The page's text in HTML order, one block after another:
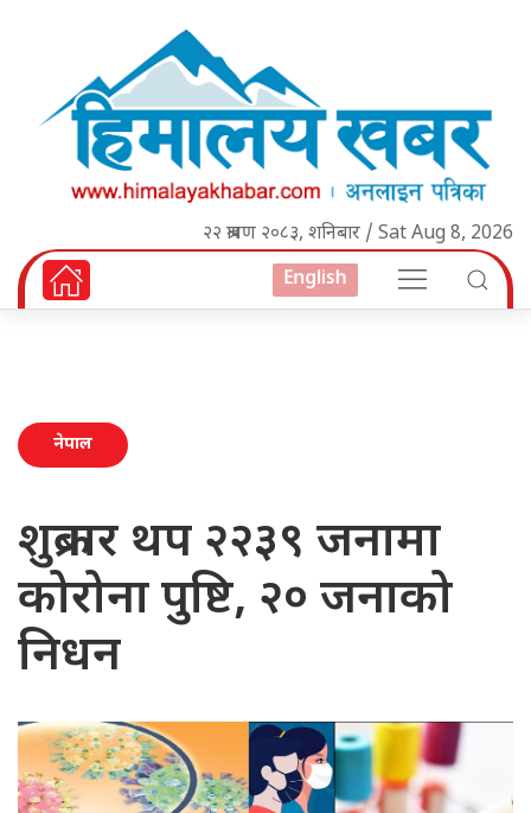
२२ श्रावण २०८३, शनिबार / Sat Aug 8, 2026
English
नेपाल
शुक्रबार थप २२३९ जनामा
कोरोना पुष्टि, २० जनाको
निधन